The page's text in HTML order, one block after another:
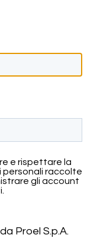
e rispettare la
personali raccolte
gli account
Proel S.p.A.